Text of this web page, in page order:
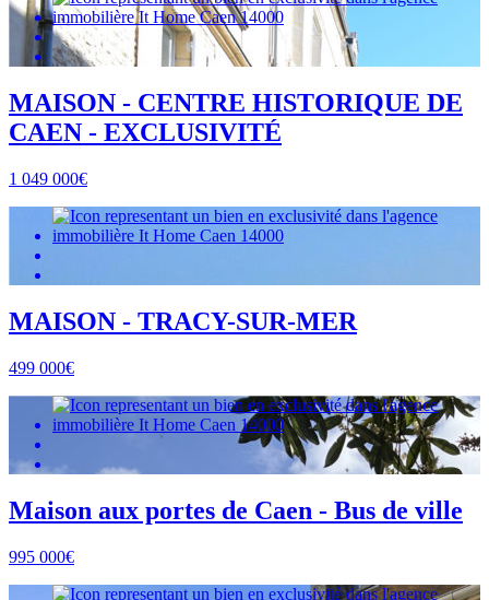
MAISON - CENTRE HISTORIQUE DE
CAEN - EXCLUSIVITÉ
1 049 000€
MAISON - TRACY-SUR-MER
499 000€
Maison aux portes de Caen - Bus de ville
995 000€